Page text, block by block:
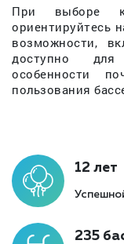
При выборе
ориентируйтесь
возможности,
доступно для
особенности
пользования
12 лет
235